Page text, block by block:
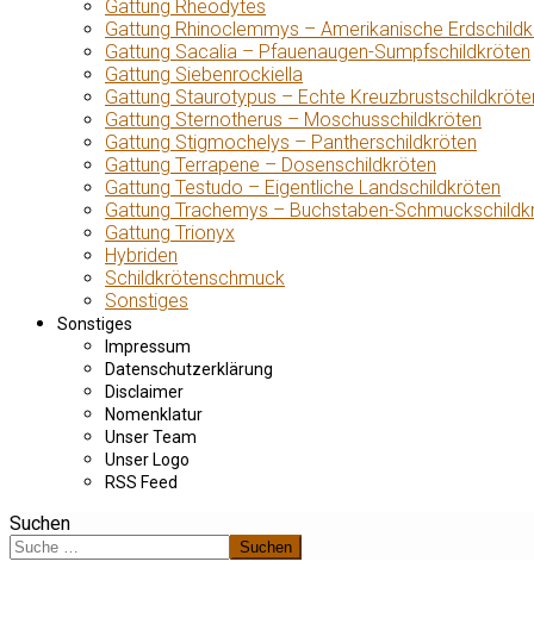
Gattung Rheodytes
Gattung Rhinoclemmys – Amerikanische
Gattung Sacalia – Pfauenaugen-Sumpfschildkröten
Gattung Siebenrockiella
Gattung Staurotypus – Echte
Gattung Sternotherus – Moschusschildkröten
Gattung Stigmochelys – Pantherschildkröten
Gattung Terrapene – Dosenschildkröten
Gattung Testudo – Eigentliche Landschildkröten
Gattung Trachemys – Buchstaben-
Gattung Trionyx
Hybriden
Schildkrötenschmuck
Sonstiges
Sonstiges
Impressum
Datenschutzerklärung
Disclaimer
Nomenklatur
Unser Team
Unser Logo
RSS Feed
Suchen
Suchen